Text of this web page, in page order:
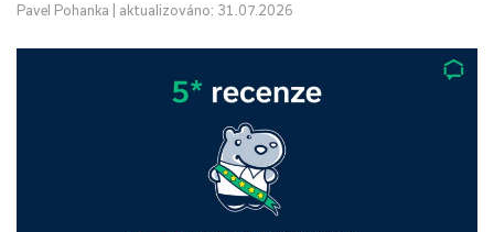
Pavel Pohanka aktualizováno: 31.07.2026